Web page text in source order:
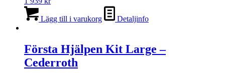
Lägg till i varukorg Detaljinfo
Första Hjälpen Kit Large –
Cederroth